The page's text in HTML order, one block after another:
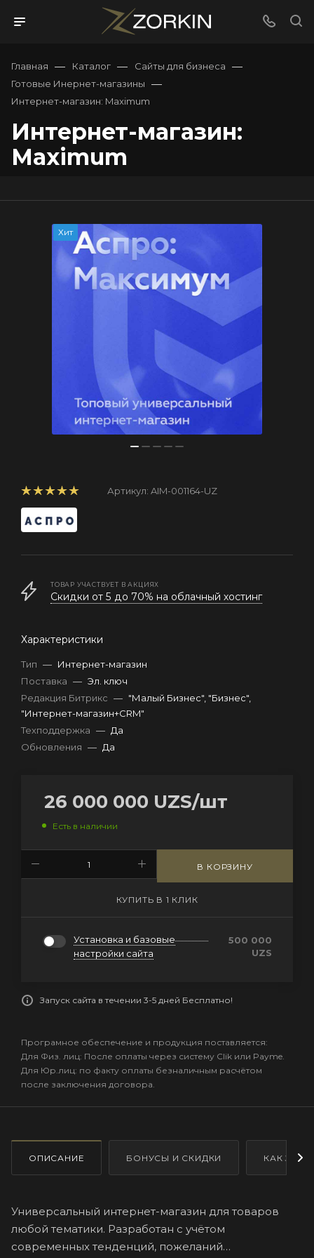
Главная — Каталог — Сайты для бизнеса —
Готовые Инернет-магазины —
Интернет-магазин: Maximum
Интернет-магазин:
Maximum
Хит
Артикул: AIM-001164-UZ
ТОВАР УЧАСТВУЕТ В АКЦИЯХ
Скидки от 5 до 70% на облачный хостинг
Характеристики
Тип — Интернет-магазин
Поставка — Эл. ключ
Редакция Битрикс — "Малый Бизнес", "Бизнес",
"Интернет-магазин+CRM"
Техподдержка — Да
Обновления — Да
26 000 000 UZS/шт
Есть в наличии
В КОРЗИНУ
КУПИТЬ В 1 КЛИК
Установка и базовые
настройки сайта
500 000
UZS
Запуск сайта в течении 3-5 дней Бесплатно!
Програмное обеспечение и продукция поставляется:
Для Физ. лиц: После оплаты через систему Clik или Payme.
Для Юр.лиц: по факту оплаты безналичным расчётом
после заключения договора.
ОПИСАНИЕ БОНУСЫ И СКИДКИ КАК
Универсальный интернет-магазин для товаров
любой тематики. Разработан с учётом
современных тенденций, пожеланий